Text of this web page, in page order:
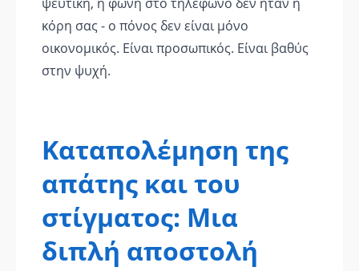
κόρη σας - ο πόνος δεν είναι μόνο
οικονομικός. Είναι προσωπικός. Είναι βαθύς
στην ψυχή.
Καταπολέμηση της
απάτης και του
στίγματος: Μια
διπλή αποστολή